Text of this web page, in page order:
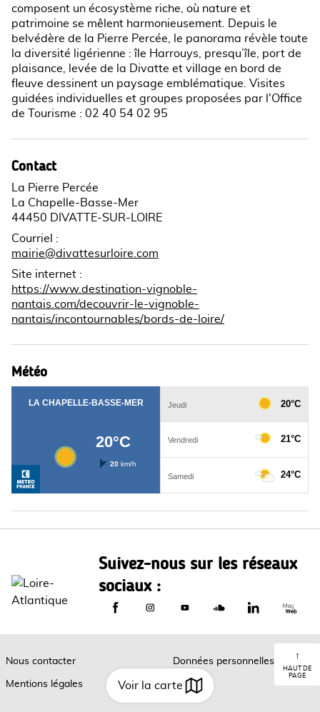
Voir la carte
composent un écosystème riche, où nature et
patrimoine se mêlent harmonieusement. Depuis le
belvédère de la Pierre Percée, le panorama révèle toute
la diversité ligérienne : île Harrouys, presqu’île, port de
plaisance, levée de la Divatte et village en bord de
fleuve dessinent un paysage emblématique. Visites
guidées individuelles et groupes proposées par l'Office
de Tourisme : 02 40 54 02 95
Contact
La Pierre Percée
La Chapelle-Basse-Mer
44450 DIVATTE-SUR-LOIRE
Courriel
:
mairie@divattesurloire.com
Site internet :
https://www.destination-vignoble-
nantais.com/decouvrir-le-vignoble-
nantais/incontournables/bords-de-loire/
Météo
Suivez-nous sur les réseaux
sociaux :
Nous contacter
Mentions légales
Données personnelles
Cookies
↑
HAUT DE
PAGE